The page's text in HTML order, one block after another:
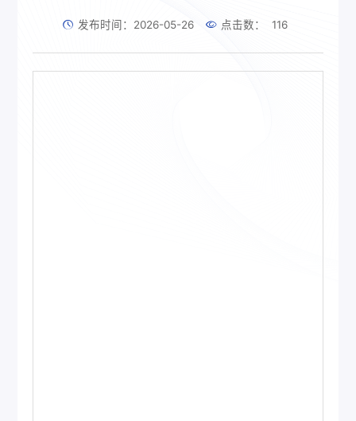
发布时间：2026-05-26 点击数： 116